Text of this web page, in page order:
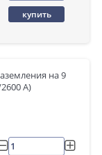
купить
на 9
А)